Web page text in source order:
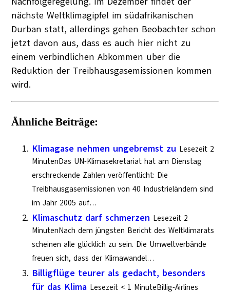
nächste Weltklimagipfel im südafrikanischen
Durban statt, allerdings gehen Beobachter schon
jetzt davon aus, dass es auch hier nicht zu
einem verbindlichen Abkommen über die
Reduktion der Treibhausgasemissionen kommen
wird.
Ähnliche Beiträge:
Klimagase nehmen ungebremst zu Lesezeit 2
MinutenDas UN-Klimasekretariat hat am Dienstag
erschreckende Zahlen veröffentlicht: Die
Treibhausgasemissionen von 40 Industrieländern sind
im Jahr 2005 auf…
Klimaschutz darf schmerzen Lesezeit 2
MinutenNach dem jüngsten Bericht des Weltklimarats
scheinen alle glücklich zu sein. Die Umweltverbände
freuen sich, dass der Klimawandel…
Billigflüge teurer als gedacht, besonders
für das Klima Lesezeit < 1 MinuteBillig-Airlines